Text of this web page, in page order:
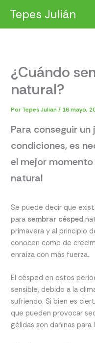
contenido
Tepes Julián
¿Cuándo
natural?
Por Tepes Julian/ 16 mayo,
Para conseguir
condiciones, es
el mejor
natural
Se puede decir que
para sembrar césped
primavera y al principio
conocen como de
enraíza con más fuerza.
El césped en estos
sensible, debido a la
sufriendo. Si bien es
que pueden provocar
gélidas son dañinas para